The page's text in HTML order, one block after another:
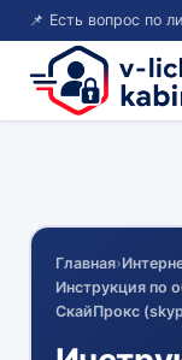
📌 Есть вопрос по
Главная›
Инструкция по
СкайПрокс